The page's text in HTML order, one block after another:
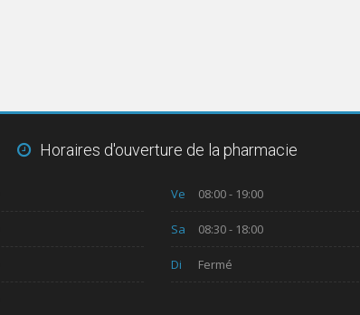
Horaires d'ouverture de la pharmacie
Ve 08:00 - 19:00
Sa 08:30 - 18:00
Di Fermé